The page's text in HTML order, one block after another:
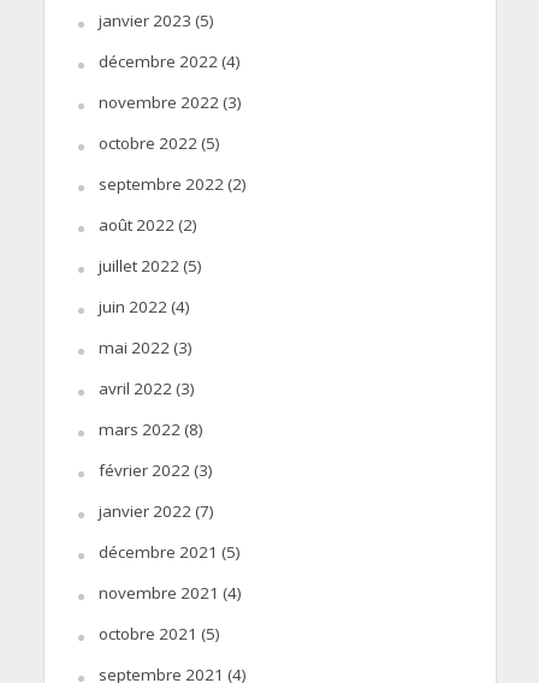
janvier 2023 (5)
décembre 2022(4)
novembre 2022(3)
octobre 2022(5)
septembre 2022(2)
août 2022(2)
juillet 2022(5)
juin 2022(4)
mai 2022(3)
avril 2022(3)
mars 2022(8)
février 2022(3)
janvier 2022(7)
décembre 2021 (5)
novembre 2021 (4)
octobre 2021 (5)
septembre 2021 (4)